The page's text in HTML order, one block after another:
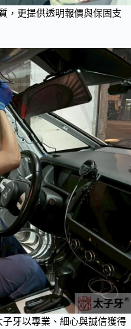
，更提供透明報價與保固支
子牙以專業、細心與誠信獲得